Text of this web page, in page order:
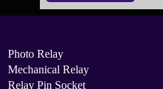
Photo Relay
Mechanical Relay
Relay Pin Socket